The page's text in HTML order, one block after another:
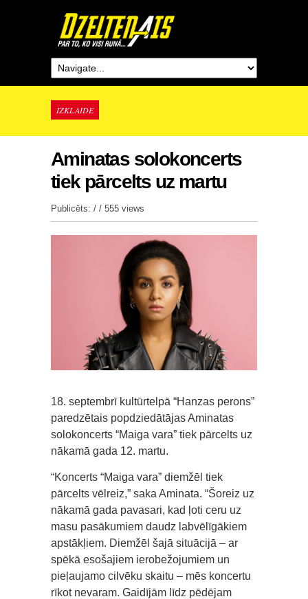
IZKLAIDE
Aminatas solokoncerts
tiek pārcelts uz martu
Publicēts: / / 555 views
18. septembrī kultūrtelpā “Hanzas perons”
paredzētais popdziedātājas Aminatas
solokoncerts “Maiga vara” tiek pārcelts uz
nākamā gada 12. martu.
“Koncerts “Maiga vara” diemžēl tiek
pārcelts vēlreiz,” saka Aminata. “Šoreiz uz
nākamā gada pavasari, kad ļoti ceru uz
masu pasākumiem daudz labvēlīgākiem
apstākļiem. Diemžēl šajā situācijā – ar
spēkā esošajiem ierobežojumiem un
pieļaujamo cilvēku skaitu – mēs koncertu
rīkot nevaram. Gaidījām līdz pēdējam